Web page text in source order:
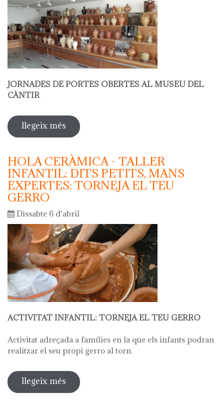
JORNADES DE PORTES OBERTES AL MUSEU DEL
CÀNTIR
llegeix més sobre hola ceràmica - jornades de
portes obertes al museu del càntir
HOLA CERÀMICA - TALLER
INFANTIL: DITS PETITS, MANS
EXPERTES: TORNEJA EL TEU
GERRO
Dissabte 6 d'abril
ACTIVITAT INFANTIL: TORNEJA EL TEU GERRO
Activitat adreçada a famílies en la que els infants podran
realitzar el seu propi gerro al torn.
llegeix més sobre hola ceràmica - taller infantil:
dits petits, mans expertes: torneja el